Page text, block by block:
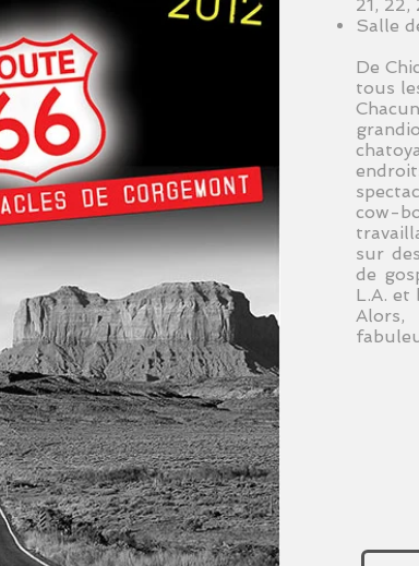
21,
Salle
De
tous
cow-
sur
de
L.A. et